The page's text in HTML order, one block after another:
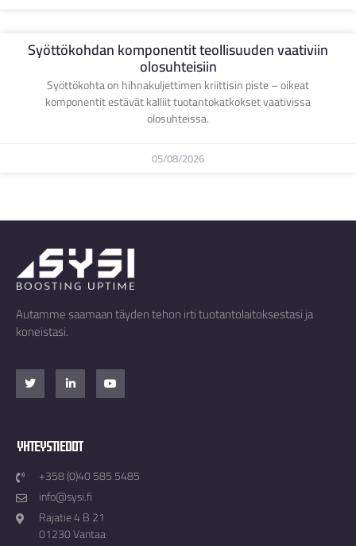
Syöttökohdan komponentit teollisuuden vaativiin
olosuhteisiin
Syöttökohta on hihnakuljettimen kriittisin piste – oikeat
komponentit estävät kalliit tuotantokatkokset vaativissa
olosuhteissa.
05/08/2026
Autamme saamaan täyden tehon irti tuotantolaitoksestasi ja
koneistasi.
Yhteystiedot
+358 (0)40 585 5485
info@sysi.fi
Rajatie 4 B 21
01230 Vantaa